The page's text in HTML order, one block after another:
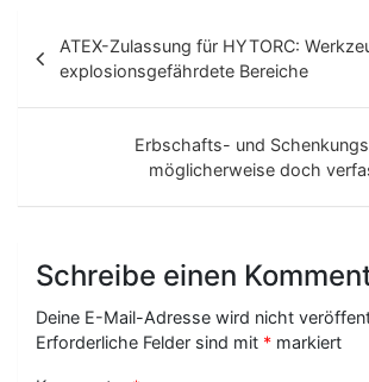
e
i
g
ATEX-Zulassung für HYTORC:
explosionsgefährdete Bereiche
Erbschafts- und
möglicherweise doch
Schreibe einen
Deine E-Mail-Adresse wird nicht
Erforderliche Felder sind mit * markiert